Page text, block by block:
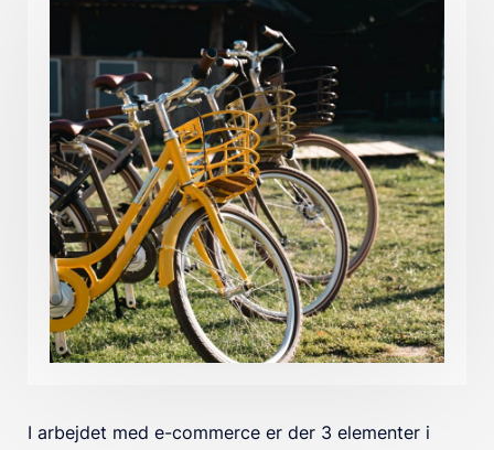
I arbejdet med e-commerce er der 3 elementer i